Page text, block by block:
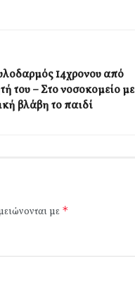
14χρονου από
του – Στο νοσοκομείο με
βλάβη το παιδί
με *